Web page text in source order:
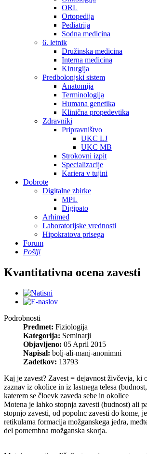
ORL
Ortopedija
Pediatrija
Sodna medicina
6. letnik
Družinska medicina
Interna medicina
Kirurgija
Predbolonjski sistem
Anatomija
Terminologija
Humana genetika
Klinična propedevtika
Zdravniki
Pripravništvo
UKC LJ
UKC MB
Strokovni izpit
Specializacije
Kariera v tujini
Dobrote
Digitalne zbirke
MPL
Digipato
Arhimed
Laboratorijske vrednosti
Hipokratova prisega
Forum
Pošlji
Kvantitativna ocena zavesti
Podrobnosti
Predmet: Fiziologija
Kategorija: Seminarji
Objavljeno: 05 April 2015
Napisal: bolj-ali-manj-anonimni
Zadetkov: 13793
Kaj je zavest? Zavest = dejavnost živčevja, ki
zaznav iz okolice in iz lastnega telesa
katerem se čloevk zaveda sebe in okolice
Motena je lahko stopnja zavesti (budnost) ali
stopnjo zavesti, od popolnc zavesti do kome,
retikulama formacija možganskega jedra,
del pomembna možganska skorja.